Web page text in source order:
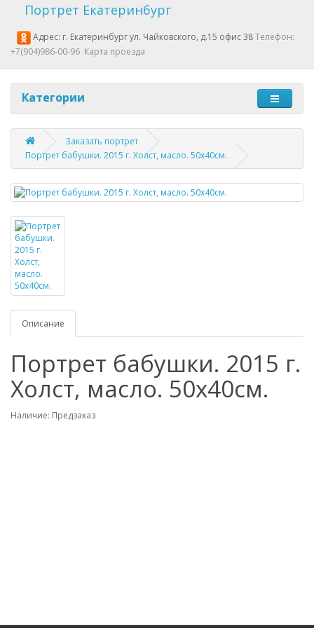
Портрет Екатеринбург
Адрес: г. Екатеринбург ул. Чайковского, д.15 офис 38Телефон:
+7(904)986-00-96 Карта проезда
Категории
Заказать портрет
Портрет бабушки. 2015 г. Холст, масло. 50х40см.
Описание
Портрет бабушки. 2015 г.
Холст, масло. 50х40см.
Наличие: Предзаказ